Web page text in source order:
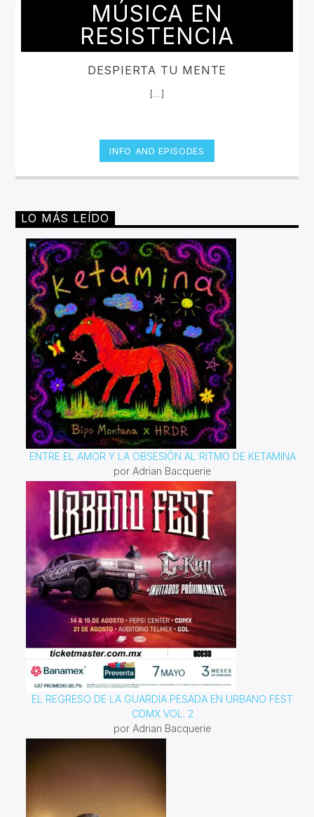
MÚSICA EN
RESISTENCIA
DESPIERTA TU MENTE
[...]
INFO AND EPISODES
LO MÁS LEÍDO
ENTRE EL AMOR Y LA OBSESIÓN AL RITMO DE KETAMINA
por Adrian Bacquerie
EL REGRESO DE LA GUARDIA PESADA EN URBANO FEST
CDMX VOL. 2
por Adrian Bacquerie